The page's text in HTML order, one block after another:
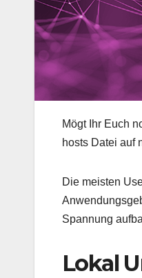
Mögt Ihr Euch
hosts Datei auf
Die meisten
Spannung
Lokal